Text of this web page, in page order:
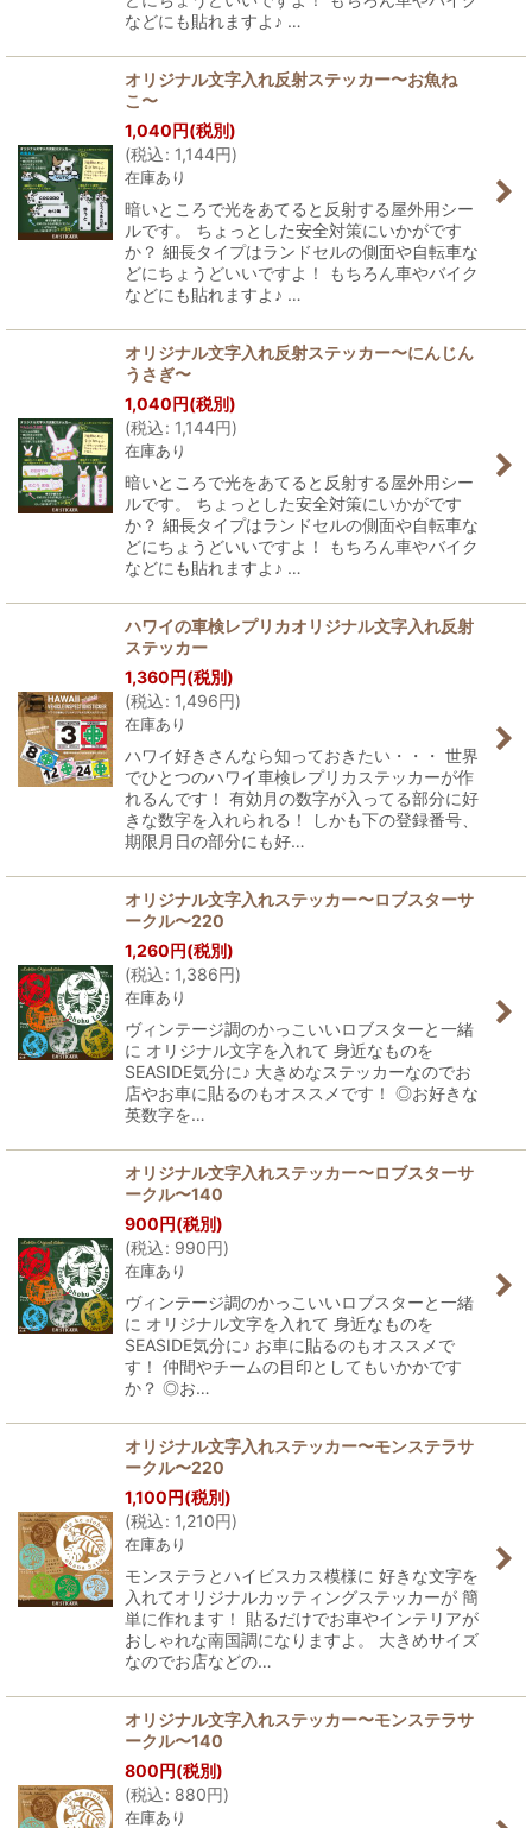
などにも貼れますよ♪ …
オリジナル文字入れ反射ステッカー〜お魚ね
こ〜
1,040円(税別)
(税込: 1,144円)
在庫あり
暗いところで光をあてると反射する屋外用シー
ルです。 ちょっとした安全対策にいかがです
か？ 細長タイプはランドセルの側面や自転車な
どにちょうどいいですよ！ もちろん車やバイク
などにも貼れますよ♪ …
オリジナル文字入れ反射ステッカー〜にんじん
うさぎ〜
1,040円(税別)
(税込: 1,144円)
在庫あり
暗いところで光をあてると反射する屋外用シー
ルです。 ちょっとした安全対策にいかがです
か？ 細長タイプはランドセルの側面や自転車な
どにちょうどいいですよ！ もちろん車やバイク
などにも貼れますよ♪ …
ハワイの車検レプリカオリジナル文字入れ反射
ステッカー
1,360円(税別)
(税込: 1,496円)
在庫あり
ハワイ好きさんなら知っておきたい・・・ 世界
でひとつのハワイ車検レプリカステッカーが作
れるんです！ 有効月の数字が入ってる部分に好
きな数字を入れられる！ しかも下の登録番号、
期限月日の部分にも好…
オリジナル文字入れステッカー〜ロブスターサ
ークル〜220
1,260円(税別)
(税込: 1,386円)
在庫あり
ヴィンテージ調のかっこいいロブスターと一緒
に オリジナル文字を入れて 身近なものを
SEASIDE気分に♪ 大きめなステッカーなのでお
店やお車に貼るのもオススメです！ ◎お好きな
英数字を…
オリジナル文字入れステッカー〜ロブスターサ
ークル〜140
900円(税別)
(税込: 990円)
在庫あり
ヴィンテージ調のかっこいいロブスターと一緒
に オリジナル文字を入れて 身近なものを
SEASIDE気分に♪ お車に貼るのもオススメで
す！ 仲間やチームの目印としてもいかかです
か？ ◎お…
オリジナル文字入れステッカー〜モンステラサ
ークル〜220
1,100円(税別)
(税込: 1,210円)
在庫あり
モンステラとハイビスカス模様に 好きな文字を
入れてオリジナルカッティングステッカーが 簡
単に作れます！ 貼るだけでお車やインテリアが
おしゃれな南国調になりますよ。 大きめサイズ
なのでお店などの…
オリジナル文字入れステッカー〜モンステラサ
ークル〜140
800円(税別)
(税込: 880円)
在庫あり